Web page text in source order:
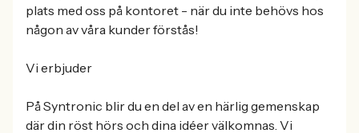
plats med oss på kontoret - när du inte behövs hos
någon av våra kunder förstås!
Vi erbjuder
På Syntronic blir du en del av en härlig gemenskap
där din röst hörs och dina idéer välkomnas. Vi